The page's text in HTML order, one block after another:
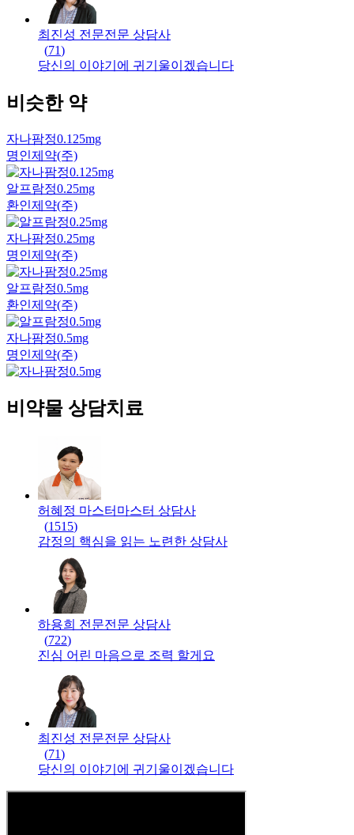
최진성 전문전문 상담사
(71)
당신의 이야기에 귀기울이겠습니다
비슷한 약
자나팜정0.125mg
명인제약(주)
알프람정0.25mg
환인제약(주)
자나팜정0.25mg
명인제약(주)
알프람정0.5mg
환인제약(주)
자나팜정0.5mg
명인제약(주)
비약물 상담치료
허혜정 마스터 마스터 상담사
(1515)
감정의 핵심을 읽는 노련한 상담사
하용희 전문전문 상담사
(722)
진심 어린 마음으로 조력 할게요
최진성 전문전문 상담사
(71)
당신의 이야기에 귀기울이겠습니다